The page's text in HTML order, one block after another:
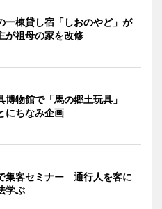
一棟貸し宿「しおのやど」が
祖母の家を改修
博物館で「馬の郷土玩具」
ちなみ企画
集客セミナー 通行人を客に
学ぶ